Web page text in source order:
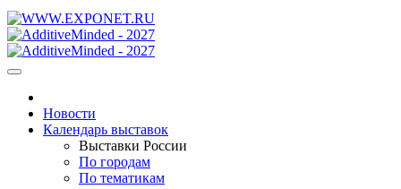
Новости
Календарь выставок
Выставки России
По городам
По тематикам